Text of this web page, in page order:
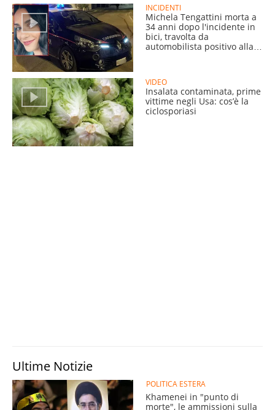
INCIDENTI
Michela Tengattini morta a
34 anni dopo l'incidente in
bici, travolta da
automobilista positivo alla
VIDEO
Insalata contaminata, prime
vittime negli Usa: cos’è la
ciclosporiasi
Ultime Notizie
POLITICA ESTERA
Khamenei in "punto di
morte", le ammissioni sulla